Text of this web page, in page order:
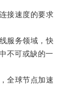
接速度的要求
服务领域，快
不可或缺的一
全球节点加速